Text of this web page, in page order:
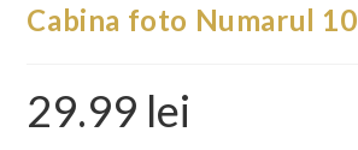
Cabina foto Numarul 10
29.99 lei